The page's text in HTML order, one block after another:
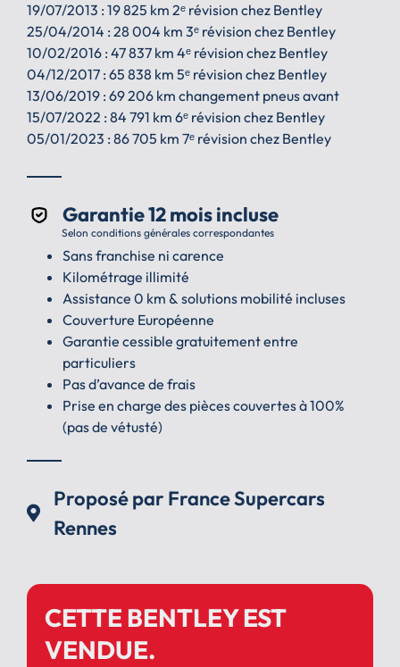
19/07/2013 : 19 825 km 2ᵉ révision chez Bentley
25/04/2014 : 28 004 km 3ᵉ révision chez Bentley
10/02/2016 : 47 837 km 4ᵉ révision chez Bentley
04/12/2017 : 65 838 km 5ᵉ révision chez Bentley
13/06/2019 : 69 206 km changement pneus avant
15/07/2022 : 84 791 km 6ᵉ révision chez Bentley
05/01/2023 : 86 705 km 7ᵉ révision chez Bentley
Garantie 12 mois incluse
Selon conditions générales correspondantes
Sans franchise ni carence
Kilométrage illimité
Assistance 0 km & solutions mobilité incluses
Couverture Européenne
Garantie cessible gratuitement entre
particuliers
Pas d’avance de frais
Prise en charge des pièces couvertes à 100%
(pas de vétusté)
Proposé par France Supercars
Rennes
CETTE BENTLEY EST
VENDUE.